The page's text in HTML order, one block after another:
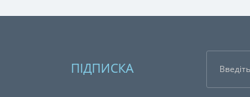
ПІДПИСКА